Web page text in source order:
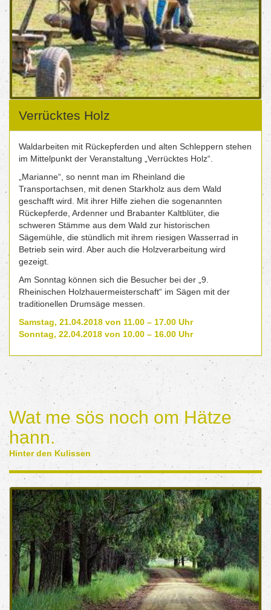
Verrücktes Holz
Waldarbeiten mit Rückepferden und alten Schleppern stehen
im Mittelpunkt der Veranstaltung „Verrücktes Holz“.
„Marianne“, so nennt man im Rheinland die
Transportachsen, mit denen Starkholz aus dem Wald
geschafft wird. Mit ihrer Hilfe ziehen die sogenannten
Rückepferde, Ardenner und Brabanter Kaltblüter, die
schweren Stämme aus dem Wald zur historischen
Sägemühle, die stündlich mit ihrem riesigen Wasserrad in
Betrieb sein wird. Aber auch die Holzverarbeitung wird
gezeigt.
Am Sonntag können sich die Besucher bei der „9.
Rheinischen Holzhauermeisterschaft“ im Sägen mit der
traditionellen Drumsäge messen.
Samstag, 21.04.2018 von 11.00 – 17.00 Uhr
Sonntag, 22.04.2018 von 10.00 – 16.00 Uhr
Wat me sös noch om Hätze
hann.
Hinter den Kulissen